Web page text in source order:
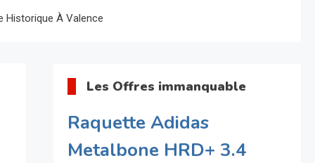
Historique À Valence
Les Offres immanquable
Raquette Adidas
Metalbone HRD+ 3.4